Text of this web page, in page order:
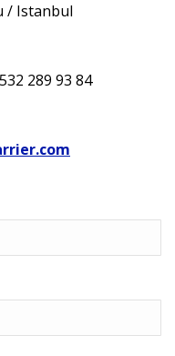
/ Istanbul
289 93 84